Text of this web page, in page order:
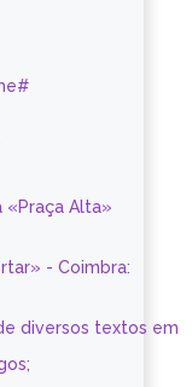
«Praça Alta»
- Coimbra:
diversos textos em